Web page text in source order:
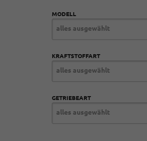
MODELL
alles ausgewählt
KRAFTSTOFFART
alles ausgewählt
GETRIEBEART
alles ausgewählt